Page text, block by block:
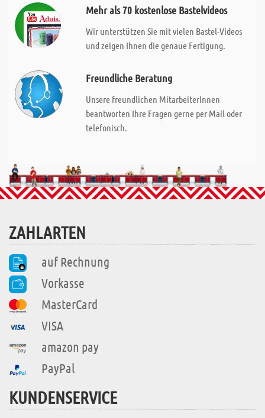
Mehr als 70 kostenlose Bastelvideos
Wir unterstützen Sie mit vielen Bastel-Videos
und zeigen Ihnen die genaue Fertigung.
Freundliche Beratung
Unsere freundlichen MitarbeiterInnen
beantworten Ihre Fragen gerne per Mail oder
telefonisch.
ZAHLARTEN
auf Rechnung
Vorkasse
MasterCard
VISA
amazon pay
PayPal
KUNDENSERVICE